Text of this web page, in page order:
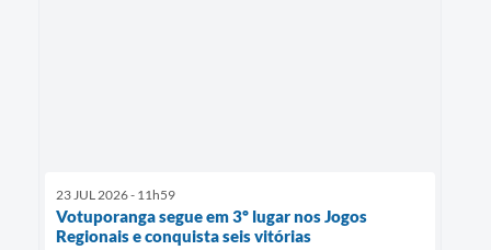
23 JUL 2026 - 11h59
Votuporanga segue em 3º lugar nos Jogos
Regionais e conquista seis vitórias